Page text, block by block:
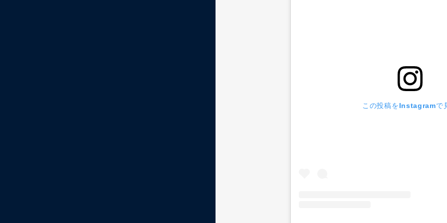
この投稿をInstagramで